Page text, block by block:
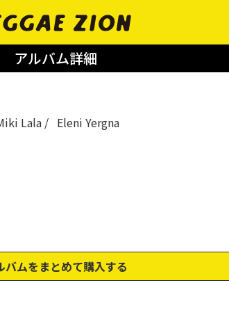
アルバム詳細
Lala
Eleni Yergna
バムをまとめて購入する